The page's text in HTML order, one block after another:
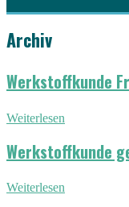
Archiv
Werkstoffkunde
Weiterlesen
Werkstoffkunde
Weiterlesen